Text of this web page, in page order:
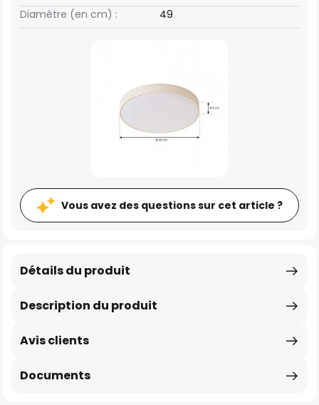
Diamètre (en cm) :
49
Vous avez des questions sur cet article ?
Description du produit
Détails du produit
Avis clients
Documents